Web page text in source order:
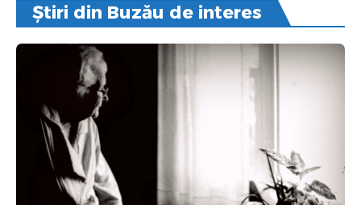
Știri din Buzău de interes